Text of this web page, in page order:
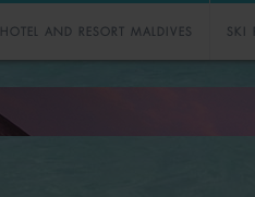
HOTEL AND RESORT MALDIVES SKI